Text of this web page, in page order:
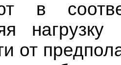
,
заливкой